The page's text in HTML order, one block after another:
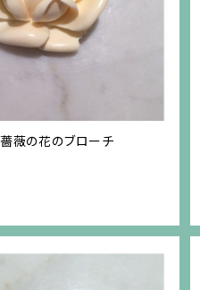
薇の花のブローチ